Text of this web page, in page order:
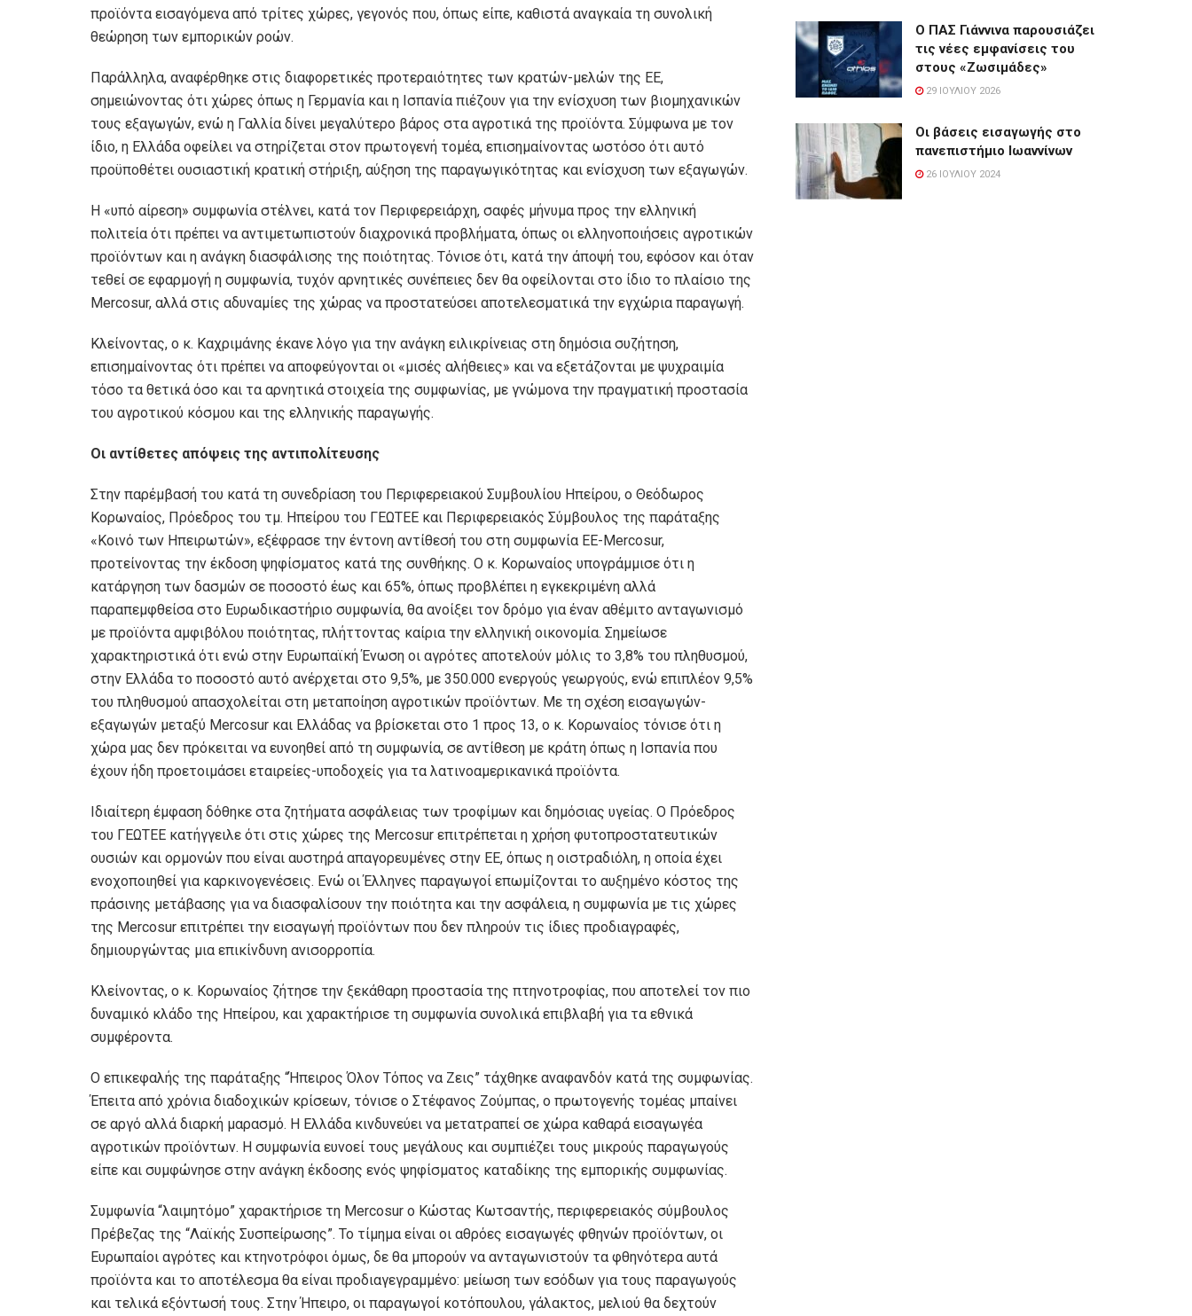
προϊόντα εισαγόμενα από τρίτες χώρες, γεγονός που, όπως είπε, καθιστά αναγκαία τη συνολική
θεώρηση των εμπορικών ροών.
Παράλληλα, αναφέρθηκε στις διαφορετικές προτεραιότητες των κρατών-μελών της ΕΕ,
σημειώνοντας ότι χώρες όπως η Γερμανία και η Ισπανία πιέζουν για την ενίσχυση των βιομηχανικών
τους εξαγωγών, ενώ η Γαλλία δίνει μεγαλύτερο βάρος στα αγροτικά της προϊόντα. Σύμφωνα με τον
ίδιο, η Ελλάδα οφείλει να στηρίζεται στον πρωτογενή τομέα, επισημαίνοντας ωστόσο ότι αυτό
προϋποθέτει ουσιαστική κρατική στήριξη, αύξηση της παραγωγικότητας και ενίσχυση των εξαγωγών.
Η «υπό αίρεση» συμφωνία στέλνει, κατά τον Περιφερειάρχη, σαφές μήνυμα προς την ελληνική
πολιτεία ότι πρέπει να αντιμετωπιστούν διαχρονικά προβλήματα, όπως οι ελληνοποιήσεις αγροτικών
προϊόντων και η ανάγκη διασφάλισης της ποιότητας. Τόνισε ότι, κατά την άποψή του, εφόσον και όταν
τεθεί σε εφαρμογή η συμφωνία, τυχόν αρνητικές συνέπειες δεν θα οφείλονται στο ίδιο το πλαίσιο της
Mercosur, αλλά στις αδυναμίες της χώρας να προστατεύσει αποτελεσματικά την εγχώρια παραγωγή.
Κλείνοντας, ο κ. Καχριμάνης έκανε λόγο για την ανάγκη ειλικρίνειας στη δημόσια συζήτηση,
επισημαίνοντας ότι πρέπει να αποφεύγονται οι «μισές αλήθειες» και να εξετάζονται με ψυχραιμία
τόσο τα θετικά όσο και τα αρνητικά στοιχεία της συμφωνίας, με γνώμονα την πραγματική προστασία
του αγροτικού κόσμου και της ελληνικής παραγωγής.
Οι αντίθετες απόψεις της αντιπολίτευσης
Στην παρέμβασή του κατά τη συνεδρίαση του Περιφερειακού Συμβουλίου Ηπείρου, ο Θεόδωρος
Κορωναίος, Πρόεδρος του τμ. Ηπείρου του ΓΕΩΤΕΕ και Περιφερειακός Σύμβουλος της παράταξης
«Κοινό των Ηπειρωτών», εξέφρασε την έντονη αντίθεσή του στη συμφωνία ΕΕ-Mercosur,
προτείνοντας την έκδοση ψηφίσματος κατά της συνθήκης. Ο κ. Κορωναίος υπογράμμισε ότι η
κατάργηση των δασμών σε ποσοστό έως και 65%, όπως προβλέπει η εγκεκριμένη αλλά
παραπεμφθείσα στο Ευρωδικαστήριο συμφωνία, θα ανοίξει τον δρόμο για έναν αθέμιτο ανταγωνισμό
με προϊόντα αμφιβόλου ποιότητας, πλήττοντας καίρια την ελληνική οικονομία. Σημείωσε
χαρακτηριστικά ότι ενώ στην Ευρωπαϊκή Ένωση οι αγρότες αποτελούν μόλις το 3,8% του πληθυσμού,
στην Ελλάδα το ποσοστό αυτό ανέρχεται στο 9,5%, με 350.000 ενεργούς γεωργούς, ενώ επιπλέον 9,5%
του πληθυσμού απασχολείται στη μεταποίηση αγροτικών προϊόντων. Με τη σχέση εισαγωγών-
εξαγωγών μεταξύ Mercosur και Ελλάδας να βρίσκεται στο 1 προς 13, ο κ. Κορωναίος τόνισε ότι η
χώρα μας δεν πρόκειται να ευνοηθεί από τη συμφωνία, σε αντίθεση με κράτη όπως η Ισπανία που
έχουν ήδη προετοιμάσει εταιρείες-υποδοχείς για τα λατινοαμερικανικά προϊόντα.
Ιδιαίτερη έμφαση δόθηκε στα ζητήματα ασφάλειας των τροφίμων και δημόσιας υγείας. Ο Πρόεδρος
του ΓΕΩΤΕΕ κατήγγειλε ότι στις χώρες της Mercosur επιτρέπεται η χρήση φυτοπροστατευτικών
ουσιών και ορμονών που είναι αυστηρά απαγορευμένες στην ΕΕ, όπως η οιστραδιόλη, η οποία έχει
ενοχοποιηθεί για καρκινογενέσεις. Ενώ οι Έλληνες παραγωγοί επωμίζονται το αυξημένο κόστος της
πράσινης μετάβασης για να διασφαλίσουν την ποιότητα και την ασφάλεια, η συμφωνία με τις χώρες
της Mercosur επιτρέπει την εισαγωγή προϊόντων που δεν πληρούν τις ίδιες προδιαγραφές,
δημιουργώντας μια επικίνδυνη ανισορροπία.
Κλείνοντας, ο κ. Κορωναίος ζήτησε την ξεκάθαρη προστασία της πτηνοτροφίας, που αποτελεί τον πιο
δυναμικό κλάδο της Ηπείρου, και χαρακτήρισε τη συμφωνία συνολικά επιβλαβή για τα εθνικά
συμφέροντα.
Ο επικεφαλής της παράταξης “Ήπειρος Όλον Τόπος να Ζεις” τάχθηκε αναφανδόν κατά της συμφωνίας.
Έπειτα από χρόνια διαδοχικών κρίσεων, τόνισε ο Στέφανος Ζούμπας, ο πρωτογενής τομέας μπαίνει
σε αργό αλλά διαρκή μαρασμό. Η Ελλάδα κινδυνεύει να μετατραπεί σε χώρα καθαρά εισαγωγέα
αγροτικών προϊόντων. Η συμφωνία ευνοεί τους μεγάλους και συμπιέζει τους μικρούς παραγωγούς
είπε και συμφώνησε στην ανάγκη έκδοσης ενός ψηφίσματος καταδίκης της εμπορικής συμφωνίας.
Συμφωνία “λαιμητόμο” χαρακτήρισε τη Mercosur ο Κώστας Κωτσαντής, περιφερειακός σύμβουλος
Πρέβεζας της “Λαϊκής Συσπείρωσης”. Το τίμημα είναι οι αθρόες εισαγωγές φθηνών προϊόντων, οι
Ευρωπαίοι αγρότες και κτηνοτρόφοι όμως, δε θα μπορούν να ανταγωνιστούν τα φθηνότερα αυτά
προϊόντα και το αποτέλεσμα θα είναι προδιαγεγραμμένο: μείωση των εσόδων για τους παραγωγούς
και τελικά εξόντωσή τους. Στην Ήπειρο, οι παραγωγοί κοτόπουλου, γάλακτος, μελιού θα δεχτούν
Ο ΠΑΣ Γιάννινα παρουσιάζει
τις νέες εμφανίσεις του
στους «Ζωσιμάδες»
29 ΙΟΥΛΊΟΥ 2026
Οι βάσεις εισαγωγής στο
πανεπιστήμιο Ιωαννίνων
26 ΙΟΥΛΊΟΥ 2024